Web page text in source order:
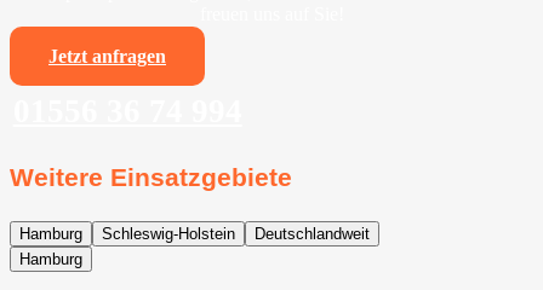
Jetzt anfragen
Weitere Einsatzgebiete
Hamburg Schleswig-Holstein
Deutschlandweit
Hamburg